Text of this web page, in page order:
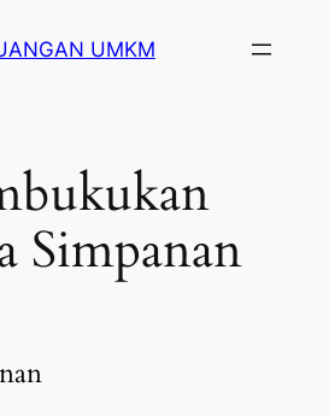
UMKM
Simpanan